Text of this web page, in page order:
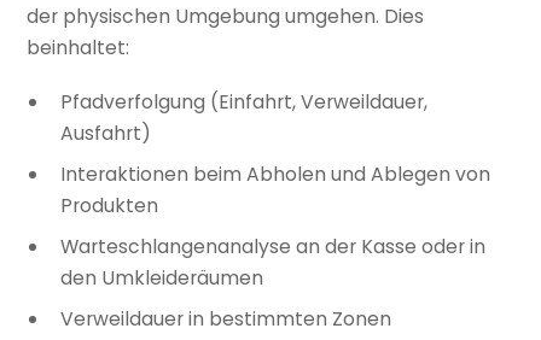
der physischen Umgebung umgehen. Dies
beinhaltet:
Pfadverfolgung (Einfahrt, Verweildauer,
Ausfahrt)
Interaktionen beim Abholen und Ablegen von
Produkten
Warteschlangenanalyse an der Kasse oder in
den Umkleideräumen
Verweildauer in bestimmten Zonen